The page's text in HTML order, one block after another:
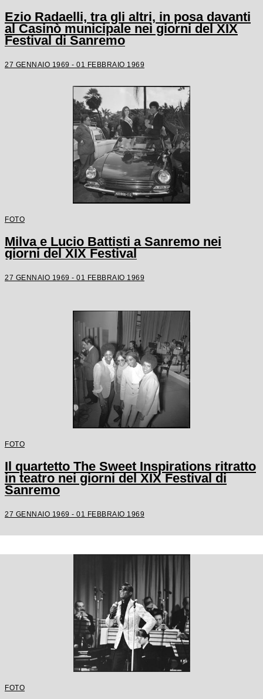
Ezio Radaelli, tra gli altri, in posa davanti
al Casinò municipale nei giorni del XIX
Festival di Sanremo
27 GENNAIO 1969 - 01 FEBBRAIO 1969
FOTO
Milva e Lucio Battisti a Sanremo nei
giorni del XIX Festival
27 GENNAIO 1969 - 01 FEBBRAIO 1969
FOTO
Il quartetto The Sweet Inspirations ritratto
in teatro nei giorni del XIX Festival di
Sanremo
27 GENNAIO 1969 - 01 FEBBRAIO 1969
FOTO